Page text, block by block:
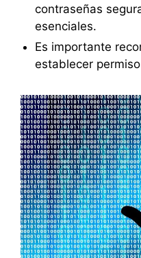
contraseñas
esenciales.
Es importante
establecer